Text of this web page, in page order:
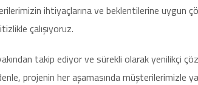
ihtiyaçlarına ve beklentilerine uygun
çalışıyoruz.
takip ediyor ve sürekli olarak yenilikçi
projenin her aşamasında müşterilerimizle